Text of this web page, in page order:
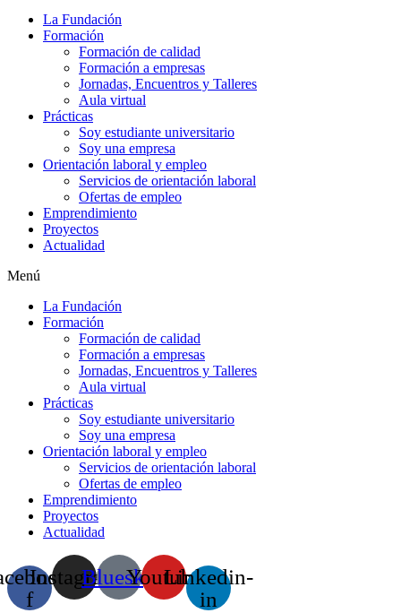
La Fundación
Formación
Formación de calidad
Formación a empresas
Jornadas, Encuentros y Talleres
Aula virtual
Prácticas
Soy estudiante universitario
Soy una empresa
Orientación laboral y empleo
Servicios de orientación laboral
Ofertas de empleo
Emprendimiento
Proyectos
Actualidad
Menú
La Fundación
Formación
Formación de calidad
Formación a empresas
Jornadas, Encuentros y Talleres
Aula virtual
Prácticas
Soy estudiante universitario
Soy una empresa
Orientación laboral y empleo
Servicios de orientación laboral
Ofertas de empleo
Emprendimiento
Proyectos
Actualidad
f
InstagramBlueskyYoutubeLinkedin-
in